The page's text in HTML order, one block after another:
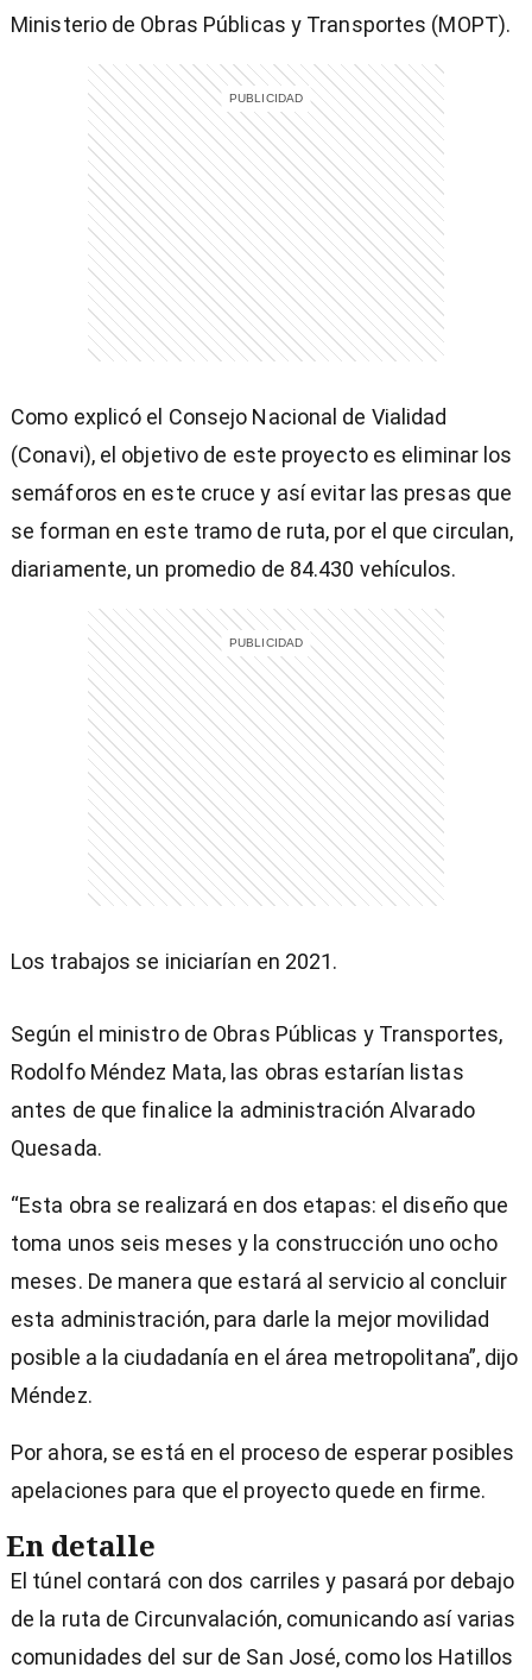
Ministerio de Obras Públicas y Transportes (MOPT).
Como explicó el Consejo Nacional de Vialidad
(Conavi), el objetivo de este proyecto es eliminar los
semáforos en este cruce y así evitar las presas que
se forman en este tramo de ruta, por el que circulan,
diariamente, un promedio de 84.430 vehículos.
Los trabajos se iniciarían en 2021.
Según el ministro de Obras Públicas y Transportes,
Rodolfo Méndez Mata, las obras estarían listas
antes de que finalice la administración Alvarado
Quesada.
“Esta obra se realizará en dos etapas: el diseño que
toma unos seis meses y la construcción uno ocho
meses. De manera que estará al servicio al concluir
esta administración, para darle la mejor movilidad
posible a la ciudadanía en el área metropolitana”, dijo
Méndez.
Por ahora, se está en el proceso de esperar posibles
apelaciones para que el proyecto quede en firme.
En detalle
El túnel contará con dos carriles y pasará por debajo
de la ruta de Circunvalación, comunicando así varias
comunidades del sur de San José, como los Hatillos